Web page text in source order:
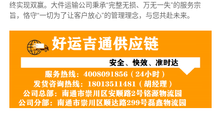
终实现双赢。大件运输公司秉承“完整无损、万无一失”的服务宗
旨，恪守“一切为了让客户放心”的管理理念，与您共赴未来。